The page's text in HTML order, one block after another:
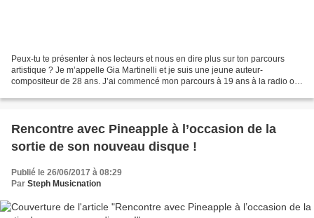
Peux-tu te présenter à nos lecteurs et nous en dire plus sur ton parcours
artistique ? Je m’appelle Gia Martinelli et je suis une jeune auteur-
compositeur de 28 ans. J’ai commencé mon parcours à 19 ans à la radio où
Rencontre avec Pineapple à l’occasion de la
sortie de son nouveau disque !
Publié le 26/06/2017 à 08:29
Par Steph Musicnation